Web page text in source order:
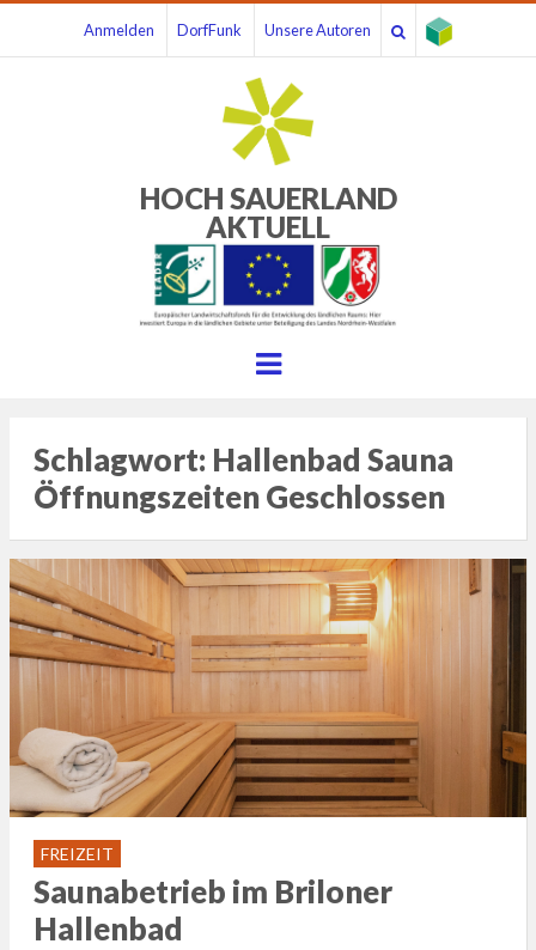
Anmelden DorfFunk Unsere Autoren
HOCH SAUERLAND
AKTUELL
Menu
Schlagwort: Hallenbad Sauna
Öffnungszeiten Geschlossen
FREIZEIT
Saunabetrieb im Briloner
Hallenbad